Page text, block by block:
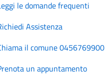
le domande frequenti
Assistenza
il comune 0456769900
un appuntamento